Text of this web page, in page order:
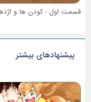
قسمت دوم :
پیشنهادهای بیشتر